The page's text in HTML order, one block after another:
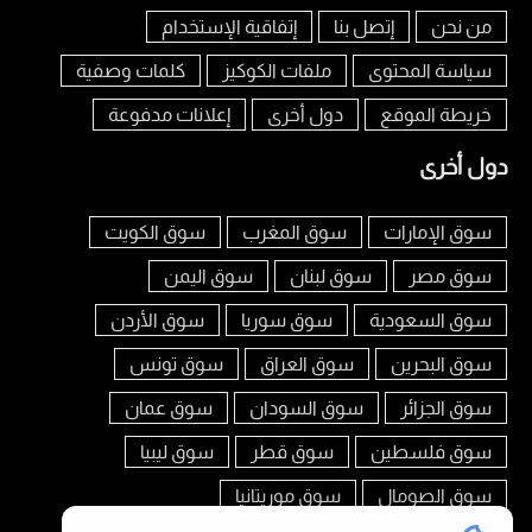
من نحن إتصل بنا إتفاقية الإستخدام
سياسة المحتوى ملفات الكوكيز كلمات وصفية
خريطة الموقع دول أخرى إعلانات مدفوعة
دول أخرى
سوق الإمارات سوق المغرب سوق الكويت
سوق مصر سوق لبنان سوق اليمن
سوق السعودية سوق سوريا سوق الأردن
سوق البحرين سوق العراق سوق تونس
سوق الجزائر سوق السودان سوق عمان
سوق فلسطين سوق قطر سوق ليبيا
سوق الصومال سوق موريتانيا